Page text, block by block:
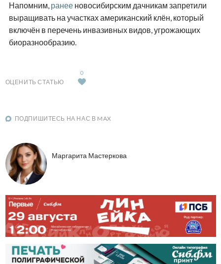
Напомним, ранееновосибирским дачникам запретили
выращивать на участках американский клён, который
включён в перечень инвазивных видов, угрожающих
биоразнообразию.
ОЦЕНИТЬ СТАТЬЮ
0
ПОДПИШИТЕСЬ НА НАС В MAX
Маргарита Мастеркова